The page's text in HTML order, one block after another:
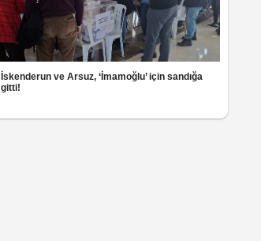
İskenderun ve Arsuz, ‘İmamoğlu’ için sandığa
gitti!